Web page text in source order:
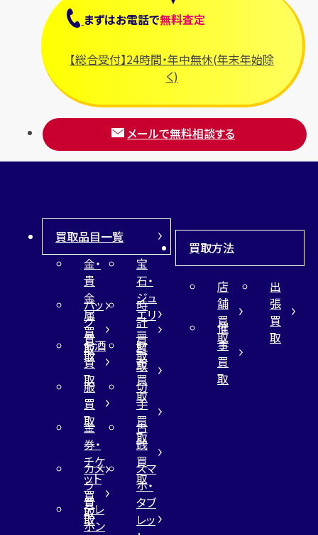
まずはお電話で無料査定
【総合受付】24時間・年中無休(年末年始除
く)
メールで無料相談する
買取品目一覧
金・
貴
金
属
買
取
宝
石・
ジュ
エリ
ー
買
取
バッ
グ
買
取
時
計
買
取
お酒
買
取
財
布
買
取
服
買
取
切
手
買
取
金
券・
チケ
ット
買
取
古
銭
買
取
カメ
ラ
買
取
スマ
ホ・
タブ
レッ
テレ
ホン
買取方法
店
舗
買
取
出
張
買
取
催
事
買
取